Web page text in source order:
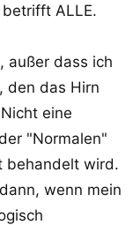
ALLE.
außer dass ich
den das Hirn
eine
"Normalen"
behandelt wird.
wenn mein